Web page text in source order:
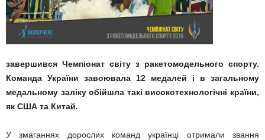
завершився Чемпіонат світу з ракетомодельного спорту.
Команда України завоювала 12 медалей і в загальному
медальному заліку обійшла такі високотехнологічні країни,
як США та Китай.
У змаганнях дорослих команд українці отримали звання